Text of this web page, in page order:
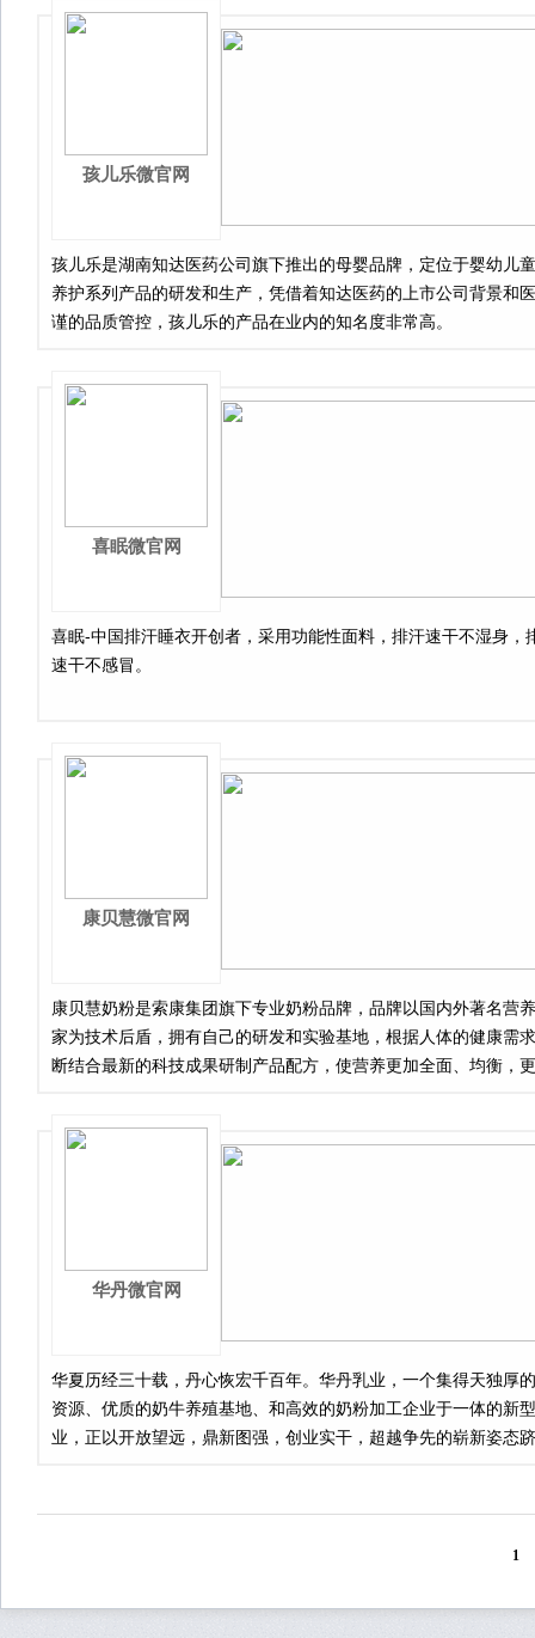
孩儿乐微官网
孩儿乐是湖南知达医药公司旗下推出的母婴品牌，定位于婴幼儿
养护系列产品的研发和生产，凭借着知达医药的上市公司背景和
谨的品质管控，孩儿乐的产品在业内的知名度非常高。
喜眠微官网
喜眠-中国排汗睡衣开创者，采用功能性面料，排汗速干不湿身，
速干不感冒。
康贝慧微官网
康贝慧奶粉是索康集团旗下专业奶粉品牌，品牌以国内外著名营
家为技术后盾，拥有自己的研发和实验基地，根据人体的健康需
断结合最新的科技成果研制产品配方，使营养更加全面、均衡，
华丹微官网
华夏历经三十载，丹心恢宏千百年。华丹乳业，一个集得天独厚
资源、优质的奶牛养殖基地、和高效的奶粉加工企业于一体的新
业，正以开放望远，鼎新图强，创业实干，超越争先的崭新姿态
1